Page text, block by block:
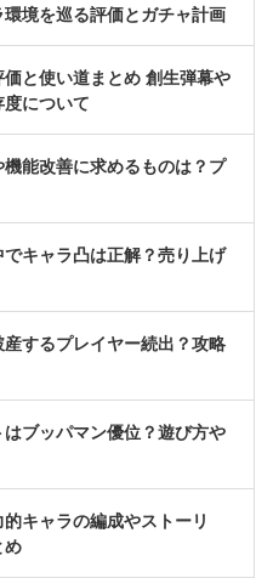
環境を巡る評価とガチャ計画
価と使い道まとめ 創生弾幕や
について
機能改善に求めるものは？プ
でキャラ凸は正解？売り上げ
産するプレイヤー続出？攻略
はブッパマン優位？遊び方や
キャラの編成やストーリ
め